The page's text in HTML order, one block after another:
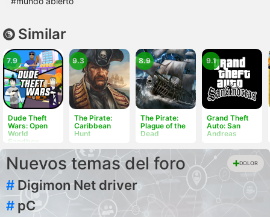
Similar
Dude Theft
Wars: Open
World
Sandbox
Simulator
BETA
7.9
The Pirate:
Caribbean
Hunt
9.3
The Pirate:
Plague of the
Dead
8.9
Grand Theft
Auto: San
Andreas
9.1
Nuevos temas del foro DOLOR
# Digimon Net driver
# pC